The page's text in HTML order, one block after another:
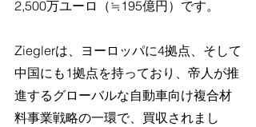
2,500万ユーロ（≒195億円）です。
Zieglerは、ヨーロッパに4拠点、そして
中国にも1拠点を持っており、帝人が推
進するグローバルな自動車向け複合材
料事業戦略の一環で、買収されまし